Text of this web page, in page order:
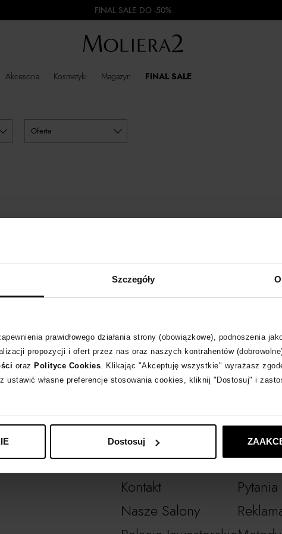
Szczegóły
prawidłowego działania strony (obowiązkowe), podnoszenia
propozycji i ofert przez nas oraz naszych kontrahentów
oraz Polityce Cookies . Klikając "Akceptuję wszystkie" wyrażasz
własne preferencje stosowania cookies, kliknij "Dostosuj" i
Dostosuj
FINAL SALE DO -50%
Akcesoria Kosmetyki Magazyn FINAL SALE
oferta
ZOBACZ NASZE NOWOŚCI
Kontakt
Nasze Salony